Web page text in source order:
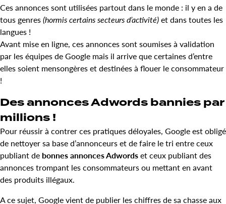
Ces annonces sont utilisées partout dans le monde : il y en a de
tous genres(hormis certains secteurs d’activité)et dans toutes les
langues !
Avant mise en ligne, ces annonces sont soumises à validation
par les équipes de Google mais il arrive que certaines d’entre
elles soient mensongères et destinées à flouer le consommateur
!
Des annonces Adwords bannies par
millions !
Pour réussir à contrer ces pratiques déloyales, Google est obligé
de nettoyer sa base d’annonceurs et de faire le tri entre ceux
publiant de bonnes annonces Adwordset ceux publiant des
annonces trompant les consommateurs ou mettant en avant
des produits illégaux.
A ce sujet, Google vient de publier les chiffres de sa chasse aux